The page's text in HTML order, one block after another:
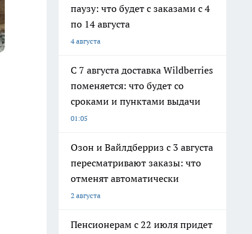
паузу: что будет с заказами с 4
по 14 августа
4 августа
С 7 августа доставка Wildberries
поменяется: что будет со
сроками и пунктами выдачи
01:05
Озон и Вайлдберриз с 3 августа
пересматривают заказы: что
отменят автоматически
2 августа
Пенсионерам с 22 июля придет